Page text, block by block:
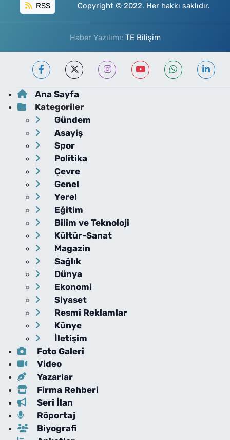
RSS Copyright © 2022. Her hakkı saklıdır.
Haber Yazılımı: TE Bilişim
Ana Sayfa
Kategoriler
Gündem
Asayiş
Spor
Politika
Çevre
Genel
Yerel
Eğitim
Bilim ve Teknoloji
Kültür-Sanat
Magazin
Sağlık
Dünya
Ekonomi
Siyaset
Resmi Reklamlar
Künye
İletişim
Foto Galeri
Video
Yazarlar
Firma Rehberi
Seri İlan
Röportaj
Biyografi